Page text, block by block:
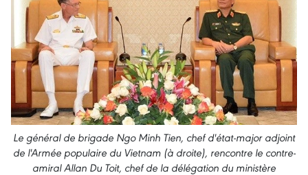
Le général de brigade Ngo Minh Tien, chef d'état-major adjoint
de l'Armée populaire du Vietnam (à droite), rencontre le contre-
amiral Allan Du Toit, chef de la délégation du ministère